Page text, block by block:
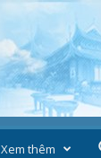
Xem thêm